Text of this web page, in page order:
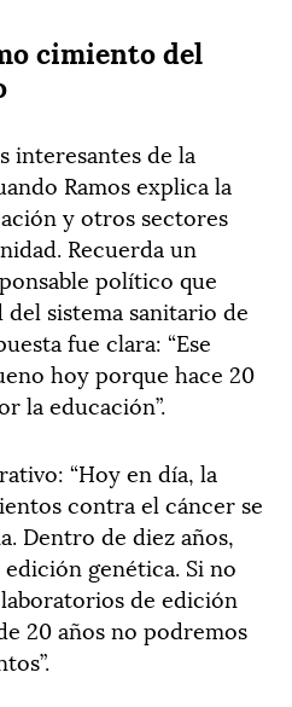
cimiento del
interesantes de la
Ramosexplica la
y otros sectores
Recuerda un
político que
sistema sanitario de
fue clara: “Ese
hoy porque hace 20
la educación”.
“Hoy en día, la
contra el cáncer se
Dentro de diez años,
genética. Si no
de edición
20 años no podremos